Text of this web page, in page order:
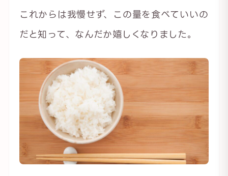
これからは我慢せず、この量を食べていいの
だと知って、なんだか嬉しくなりました。